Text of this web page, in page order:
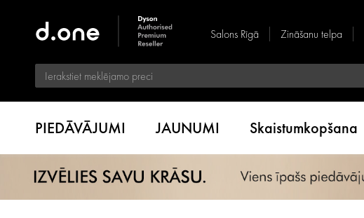
Salons Rīgā Zināšanu telpa
PIEDĀVĀJUMI JAUNUMI Skaistumkopšana